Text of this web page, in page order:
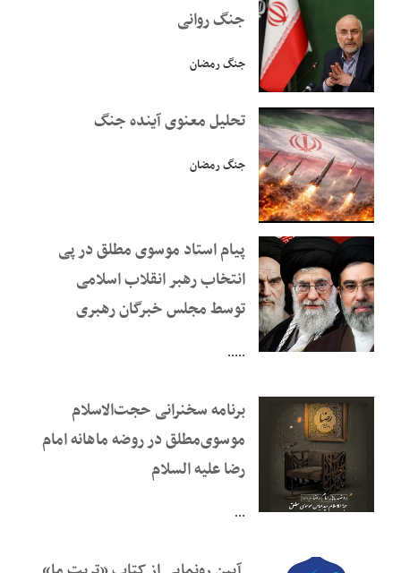
جنگ روانی
جنگ رمضان
تحلیل معنوی آینده جنگ
جنگ رمضان
پیام استاد موسوی مطلق در پی
انتخاب رهبر انقلاب اسلامی
توسط مجلس خبرگان رهبری
.....
برنامه سخنرانی حجت‌الاسلام
موسوی‌مطلق در روضه ماهانه امام
رضا علیه السلام
...